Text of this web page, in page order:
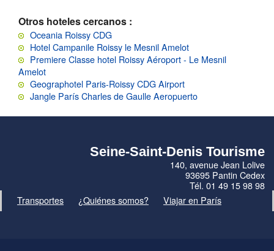
Otros hoteles cercanos :
Oceania Roissy CDG
Hotel Campanile Roissy le Mesnil Amelot
Premiere Classe hotel Roissy Aéroport - Le Mesnil
Amelot
Geographotel Paris-Roissy CDG Airport
Jangle París Charles de Gaulle Aeropuerto
Seine-Saint-Denis Tourisme
140, avenue Jean Lolive
93695 Pantin Cedex
Tél. 01 49 15 98 98
Transportes
¿Quiénes somos? Viajar en París